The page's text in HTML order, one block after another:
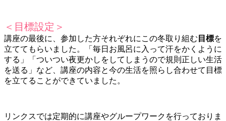
＜目標設定＞
講座の最後に、参加した方それぞれにこの冬取り組む 目標を
立ててもらいました。「毎日お風呂に入って汗をかくように
する」「ついつい夜更かしをしてしまうので規則正しい生活
を送る」など、講座の内容と今の生活を照らし合わせて目標
を立てることができていました。
リンクスでは定期的に講座やグループワークを行っておりま